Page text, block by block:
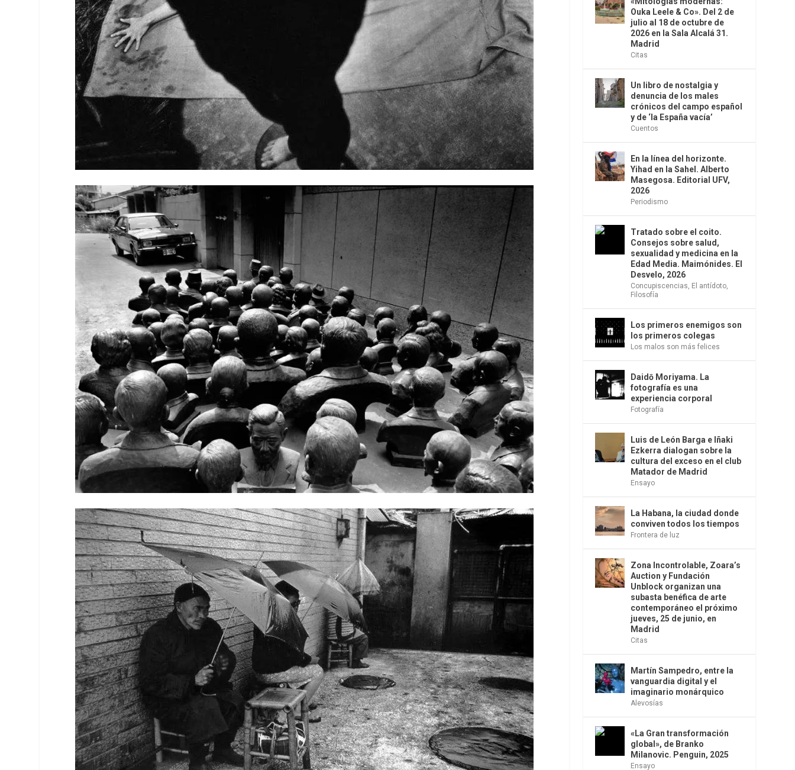
Ouka Leele & Co». Del 2 de
julio al 18 de octubre de
2026 en la Sala Alcalá 31.
Madrid
Citas
Un libro de nostalgia y
denuncia de los males
crónicos del campo español
y de ‘la España vacía’
Cuentos
En la línea del horizonte.
Yihad en la Sahel. Alberto
Masegosa. Editorial UFV,
2026
Periodismo
Tratado sobre el coito.
Consejos sobre salud,
sexualidad y medicina en la
Edad Media. Maimónides. El
Desvelo, 2026
Concupiscencias El antídoto
Filosofía
Los primeros enemigos son
los primeros colegas
Los malos son más felices
Daidō Moriyama. La
fotografía es una
experiencia corporal
Fotografía
Luis de León Barga e Iñaki
Ezkerra dialogan sobre la
cultura del exceso en el club
Matador de Madrid
Ensayo
La Habana, la ciudad donde
conviven todos los tiempos
Frontera de luz
Zona Incontrolable, Zoara’s
Auction y Fundación
Unblock organizan una
subasta benéfica de arte
contemporáneo el próximo
jueves, 25 de junio, en
Madrid
Citas
Martín Sampedro, entre la
vanguardia digital y el
imaginario monárquico
Alevosías
«La Gran transformación
global», de Branko
Milanovic. Penguin, 2025
Ensayo